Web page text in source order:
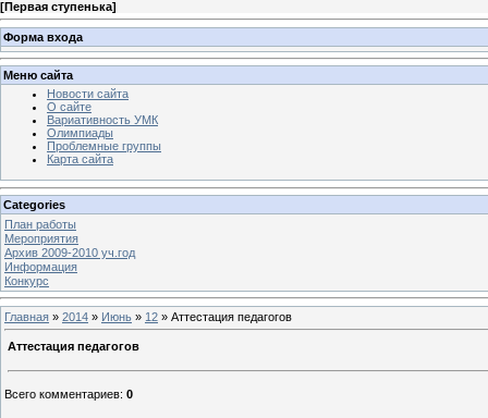
[Первая ступенька]
Форма входа
Меню сайта
Новости сайта
О сайте
Вариативность УМК
Олимпиады
Проблемные группы
Карта сайта
Categories
План работы
Мероприятия
Архив 2009-2010 уч.год
Информация
Конкурс
Главная » 2014 » Июнь » 12 » Аттестация педагогов
Аттестация педагогов
Всего комментариев: 0